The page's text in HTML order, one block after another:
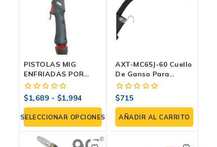
PISTOLAS MIG
ENFRIADAS POR
AIRE SERIE M18 Para
210 Amperes
0
fuera
de
5
$1,689 - $1,994
SELECCIONAR OPCIONES
AXT-MC65J-60 Cuello
De Ganso Para
Antorcha MIG/MAG |
Repuesto Industrial
AX Tech
0
fuera
de
5
$715
AÑADIR AL CARRITO